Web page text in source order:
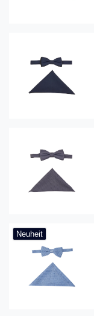
Neuheit